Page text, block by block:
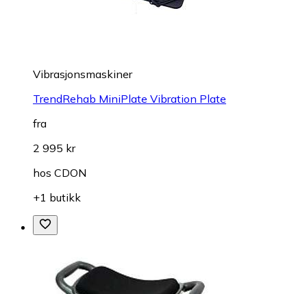
Vibrasjonsmaskiner
TrendRehab MiniPlate Vibration Plate
fra
2 995 kr
hos CDON
+1 butikk